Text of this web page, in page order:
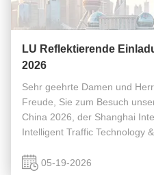
LU Reflektierende
2026
Sehr geehrte Damen und
Freude, Sie zum Besuch
China 2026, der Shanghai
Intelligent Traffic Technology
die neuesten ...
05-19-2026